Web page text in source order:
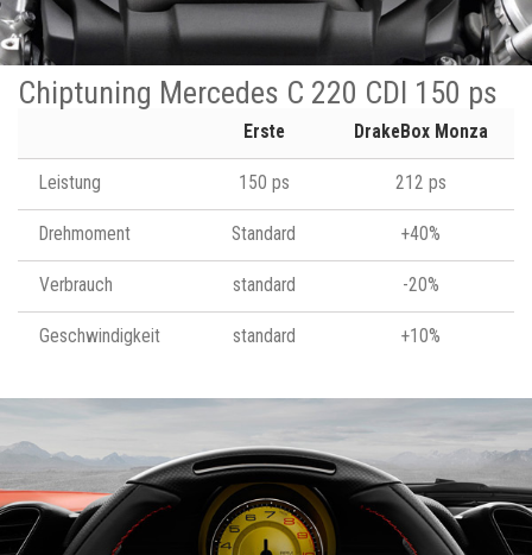
Chiptuning Mercedes C 220 CDI 150 ps
Erste DrakeBox Monza
Leistung 150 ps 212 ps
Drehmoment Standard +40%
Verbrauch standard -20%
Geschwindigkeit standard +10%